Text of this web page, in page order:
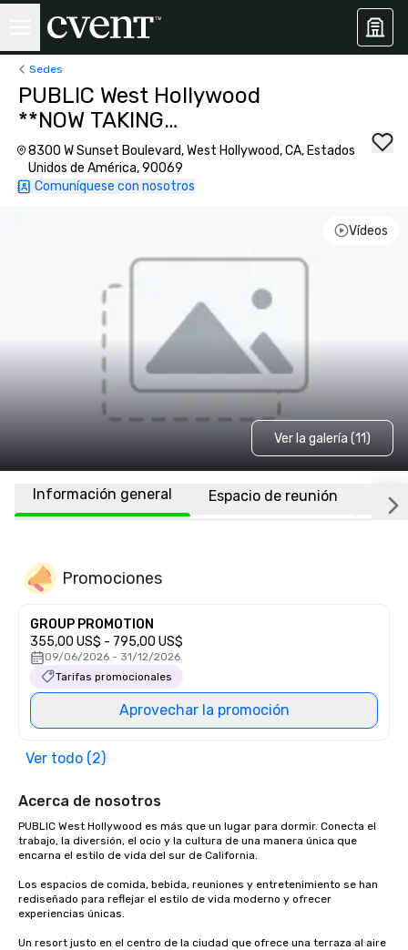
Sedes
PUBLIC West Hollywood
**NOW TAKING
RESERVATIONS**
8300 W Sunset Boulevard, West Hollywood, CA, Estados
Unidos de América, 90069
Comuníquese con nosotros
Vídeos
Ver la galería (11)
Información general Espacio de reunión
Promociones
GROUP PROMOTION
355,00 US$ - 795,00 US$
09/06/2026 - 31/12/2026
Tarifas promocionales
Aprovechar la promoción
Ver todo (2)
Acerca de nosotros
PUBLIC West Hollywood es más que un lugar para dormir. Conecta el
trabajo, la diversión, el ocio y la cultura de una manera única que
encarna el estilo de vida del sur de California.
Los espacios de comida, bebida, reuniones y entretenimiento se han
rediseñado para reflejar el estilo de vida moderno y ofrecer
experiencias únicas.
Un resort justo en el centro de la ciudad que ofrece una terraza al aire